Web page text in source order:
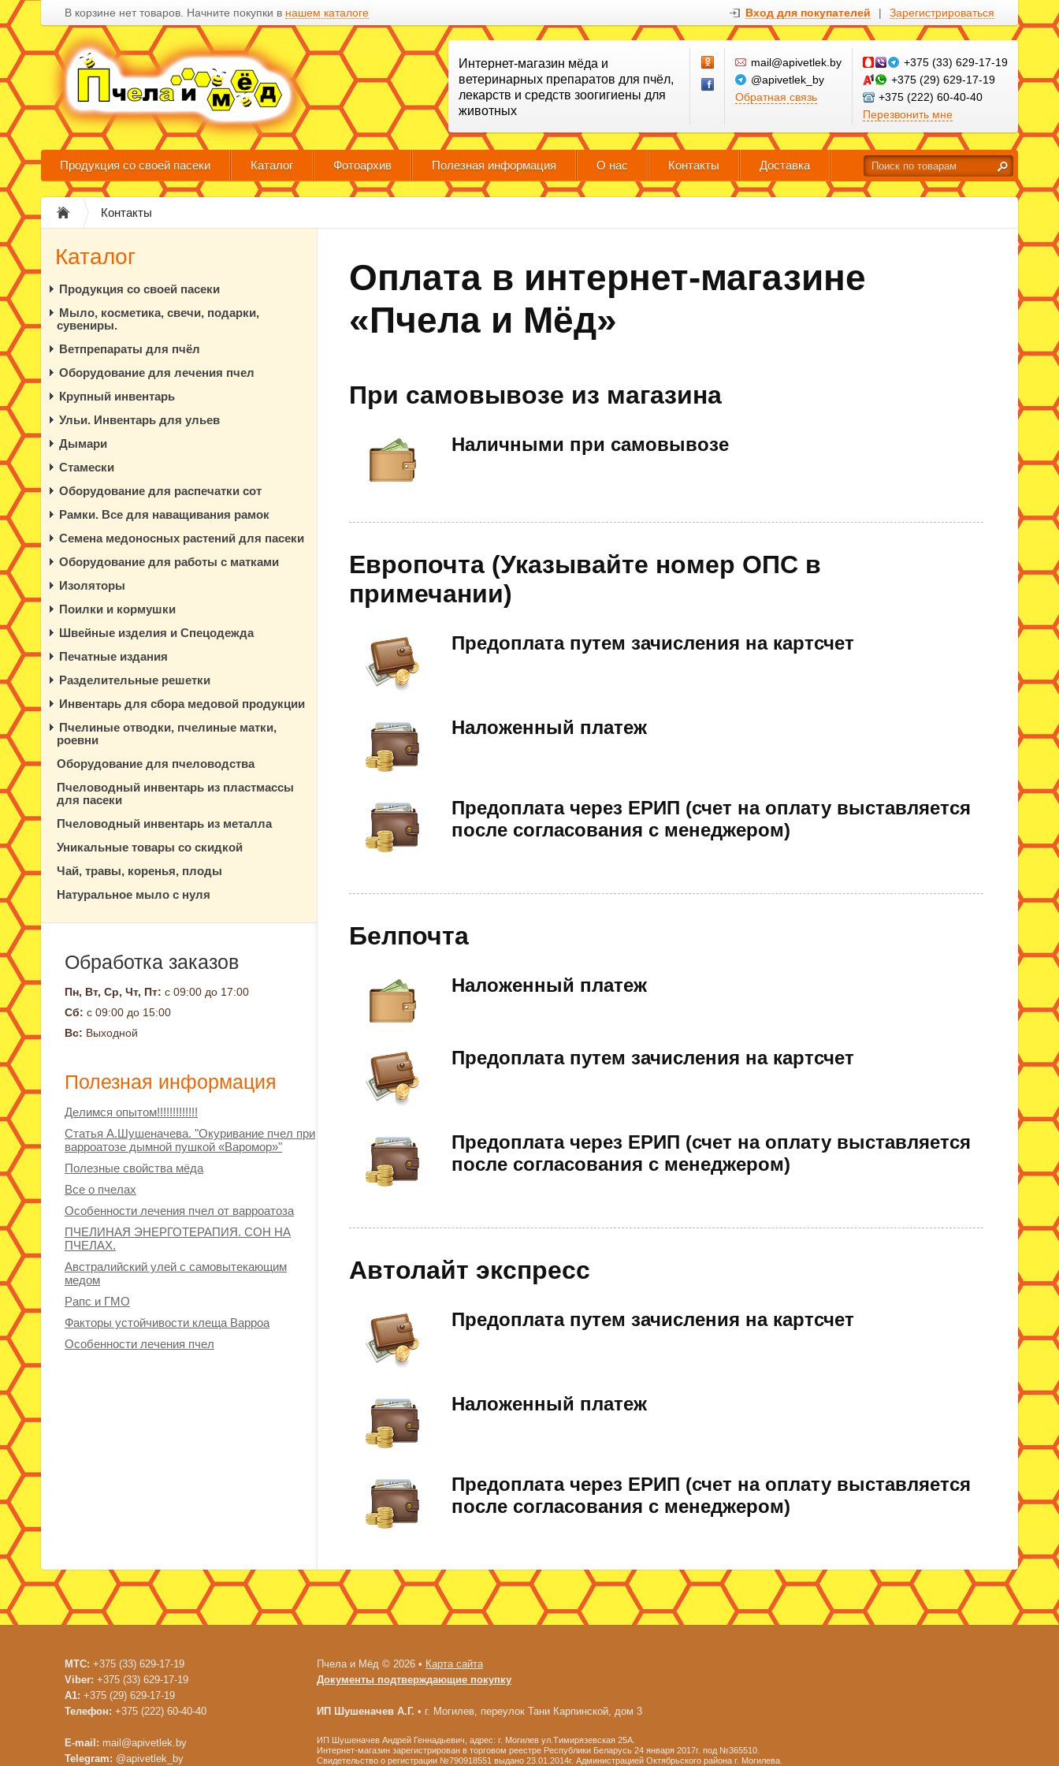
В корзине нет товаров. Начните покупки в нашем каталоге Вход для покупателей | Зарегистрироваться
Интернет-магазин мёда и
ветеринарных препаратов для пчёл,
лекарств и средств зоогигиены для
животных
mail@apivetlek.by
@apivetlek_by
Обратная связь
+375 (33) 629-17-19
+375 (29) 629-17-19
+375 (222) 60-40-40
Перезвонить мне
Продукция со своей пасеки Каталог Фотоархив Полезная информация О нас Контакты Доставка
Контакты
Оплата в интернет-магазине
«Пчела и Мёд»
При самовывозе из магазина
Наличными при самовывозе
Европочта (Указывайте номер ОПС в
примечании)
Предоплата путем зачисления на картсчет
Наложенный платеж
Предоплата через ЕРИП (счет на оплату выставляется
после согласования с менеджером)
Белпочта
Наложенный платеж
Предоплата путем зачисления на картсчет
Предоплата через ЕРИП (счет на оплату выставляется
после согласования с менеджером)
Автолайт экспресс
Предоплата путем зачисления на картсчет
Наложенный платеж
Предоплата через ЕРИП (счет на оплату выставляется
после согласования с менеджером)
Каталог
Продукция со своей пасеки
Мыло, косметика, свечи, подарки,
сувениры.
Ветпрепараты для пчёл
Оборудование для лечения пчел
Крупный инвентарь
Ульи. Инвентарь для ульев
Дымари
Стамески
Оборудование для распечатки сот
Рамки. Все для наващивания рамок
Семена медоносных растений для пасеки
Оборудование для работы с матками
Изоляторы
Поилки и кормушки
Швейные изделия и Спецодежда
Печатные издания
Разделительные решетки
Инвентарь для сбора медовой продукции
Пчелиные отводки, пчелиные матки,
роевни
Оборудование для пчеловодства
Пчеловодный инвентарь из пластмассы
для пасеки
Пчеловодный инвентарь из металла
Уникальные товары со скидкой
Чай, травы, коренья, плоды
Натуральное мыло с нуля
Обработка заказов
Пн, Вт, Ср, Чт, Пт: с 09:00 до 17:00
Сб: с 09:00 до 15:00
Вс: Выходной
Полезная информация
Делимся опытом!!!!!!!!!!!!!
Статья А.Шушеначева. "Окуривание пчел при
варроатозе дымной пушкой «Варомор»"
Полезные свойства мёда
Все о пчелах
Особенности лечения пчел от варроатоза
ПЧЕЛИНАЯ ЭНЕРГОТЕРАПИЯ. СОН НА
ПЧЕЛАХ.
Австралийский улей с самовытекающим
медом
Рапс и ГМО
Факторы устойчивости клеща Варроа
Особенности лечения пчел
МТС: +375 (33) 629-17-19
Viber: +375 (33) 629-17-19
A1: +375 (29) 629-17-19
Телефон: +375 (222) 60-40-40
E-mail: mail@apivetlek.by
Telegram: @apivetlek_by
Пчела и Мёд © 2026 • Карта сайта
Документы подтверждающие покупку
ИП Шушеначев А.Г. • г. Могилев, переулок Тани Карпинской, дом 3
ИП Шушеначев Андрей Геннадьевич, адрес: г. Могилев ул.Тимирязевская 25А.
Интернет-магазин зарегистрирован в торговом реестре Республики Беларусь 24 января 2017г. под №365510.
Свидетельство о регистрации №790918551 выдано 23.01.2014г. Администрацией Октябрьского района г. Могилева.